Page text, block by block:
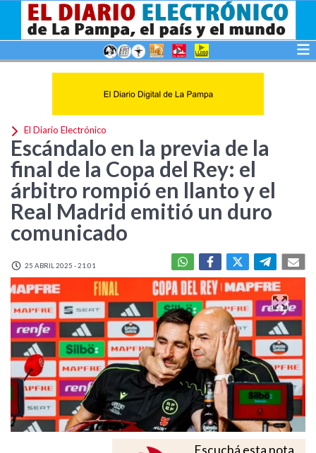
El Diario Electrónico
Escándalo en la previa de la
final de la Copa del Rey: el
árbitro rompió en llanto y el
Real Madrid emitió un duro
comunicado
25 ABRIL 2025 - 21:01